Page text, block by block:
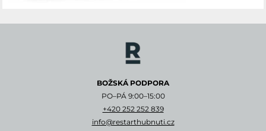
BOŽSKÁ PODPORA
PO–PÁ 9:00–15:00
+420 252 252 839
info@restarthubnuti.cz